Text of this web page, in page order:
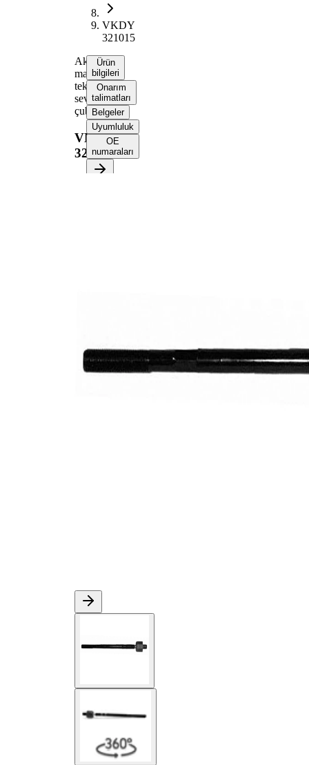
VKDY
321015
Aksiyel
mafsal,
tekerlek
sevk
çubuğu
VKDY
321015
Ürün
bilgileri
Onarım
talimatları
Belgeler
Uyumluluk
OE
numaraları